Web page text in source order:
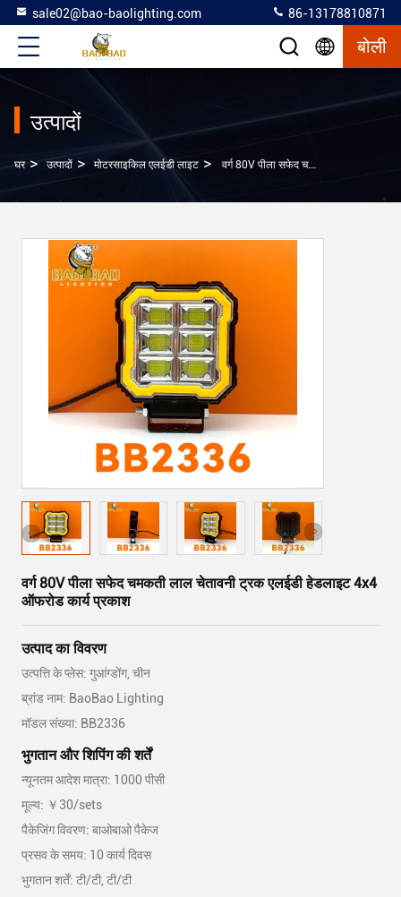
sale02@bao-baolighting.com 86-13178810871
बोली
उत्पादों
घर > उत्पादों > मोटरसाइकिल एलईडी लाइट > वर्ग 80V पीला सफेद चमकती लाल चेतावनी ट्रक एलईडी हेडलाइट 4x4 ऑफरोड कार्य प्रकाश
वर्ग 80V पीला सफेद चमकती लाल चेतावनी ट्रक एलईडी हेडलाइट 4x4
ऑफरोड कार्य प्रकाश
उत्पाद का विवरण
उत्पत्ति के प्लेस: गुआंग्डोंग, चीन
ब्रांड नाम: BaoBao Lighting
मॉडल संख्या: BB2336
भुगतान और शिपिंग की शर्तें
न्यूनतम आदेश मात्रा: 1000 पीसी
मूल्य: ￥30/sets
पैकेजिंग विवरण: बाओबाओ पैकेज
प्रसव के समय: 10 कार्य दिवस
भुगतान शर्तें: टी/टी, टी/टी